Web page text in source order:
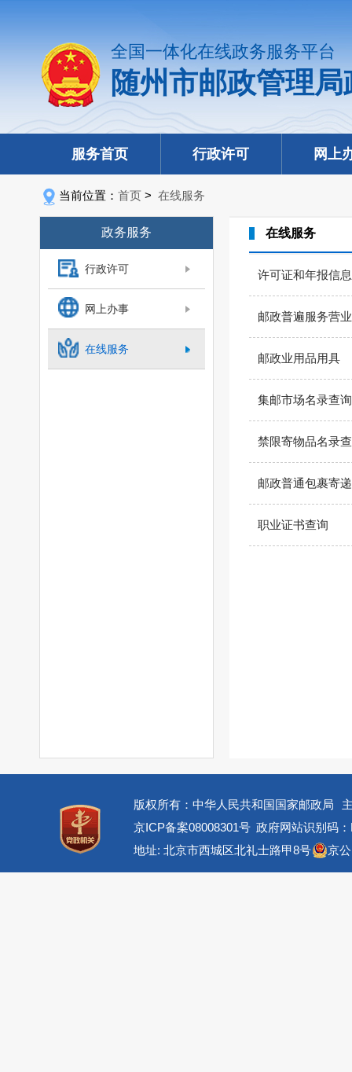
全国一体化在线政务服务平台
随州市邮政管理
服务首页 行政许可 网上
当前位置： 首页 > 在线服务
政务服务
行政许可
网上办事
在线服务
在线服务
许可证和年报信
邮政普遍服务营
邮政业用品用具
集邮市场名录查询
禁限寄物品名录
邮政普通包裹寄
职业证书查询
版权所有：中华人民共和国国家邮政局
京ICP备案08008301号 政府网站识别码
地址: 北京市西城区北礼士路甲8号
京